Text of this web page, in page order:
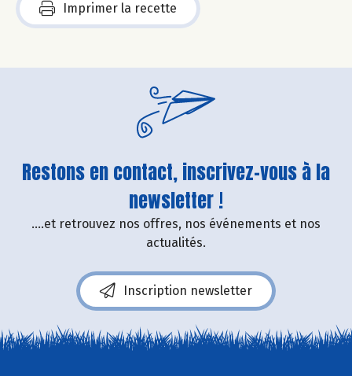
Imprimer la recette
Restons en contact, inscrivez-vous à la
newsletter !
....et retrouvez nos offres, nos événements et nos
actualités.
Inscription newsletter